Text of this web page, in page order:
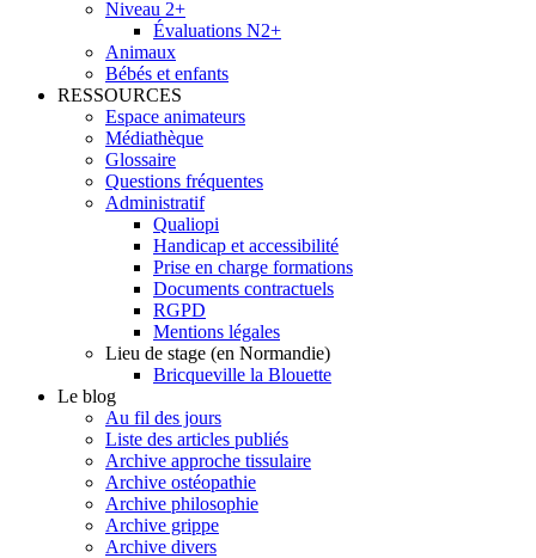
Niveau 2+
Évaluations N2+
Animaux
Bébés et enfants
RESSOURCES
Espace animateurs
Médiathèque
Glossaire
Questions fréquentes
Administratif
Qualiopi
Handicap et accessibilité
Prise en charge formations
Documents contractuels
RGPD
Mentions légales
Lieu de stage (en Normandie)
Bricqueville la Blouette
Le blog
Au fil des jours
Liste des articles publiés
Archive approche tissulaire
Archive ostéopathie
Archive philosophie
Archive grippe
Archive divers